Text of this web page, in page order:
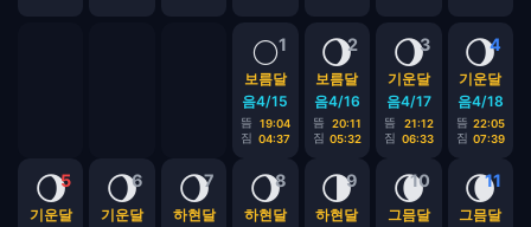
1
🌕
보름달
음4/15
뜸
19:04
짐 04:37
2
🌖
보름달
음4/16
뜸
20:11
짐 05:32
3
🌖
기운달
음4/17
뜸
21:12
짐 06:33
4
🌖
기운달
음4/18
뜸 22:05
짐 07:39
5
🌖
기운달
6
🌖
기운달
7
🌖
하현달
8
🌖
하현달
9
🌗
하현달
10
🌘
그믐달
11
🌘
그믐달